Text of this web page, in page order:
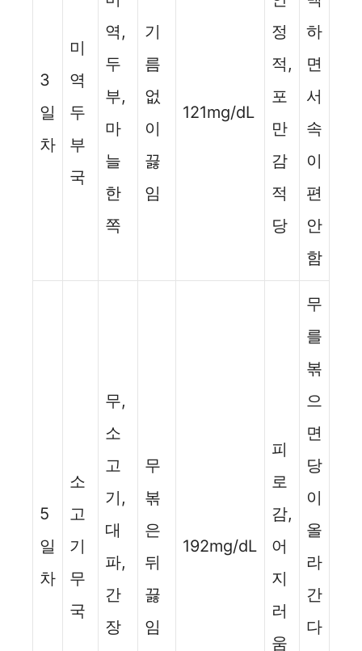
3
일
차
미
역
두
부
국
역,
두
부,
마
늘
한
쪽
기
름
없
이
끓
임
121mg/dL
정
적,
포
만
감
적
당
하
면
서
속
이
편
안
함
5
일
차
소
고
기
무
국
무,
소
고
기,
대
파,
간
장
무
볶
은
뒤
끓
임
192mg/dL
피
로
감,
어
지
러
움
무
를
볶
으
면
당
이
올
라
간
다